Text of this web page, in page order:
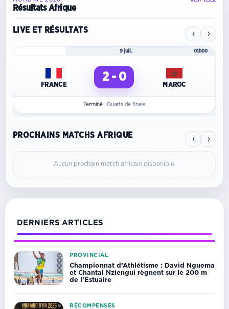
Résultats Afrique
LIVE ET RÉSULTATS ‹ ›
9 juil. 01h00
FRANCE
2 - 0
MAROC
Terminé Quarts de finale
PROCHAINS MATCHS AFRIQUE ‹ ›
Aucun prochain match africain disponible.
DERNIERS ARTICLES
PROVINCIAL
Championnat d’Athlétisme : David Nguema
et Chantal Nziengui règnent sur le 200 m
de l’Estuaire
RÉCOMPENSES